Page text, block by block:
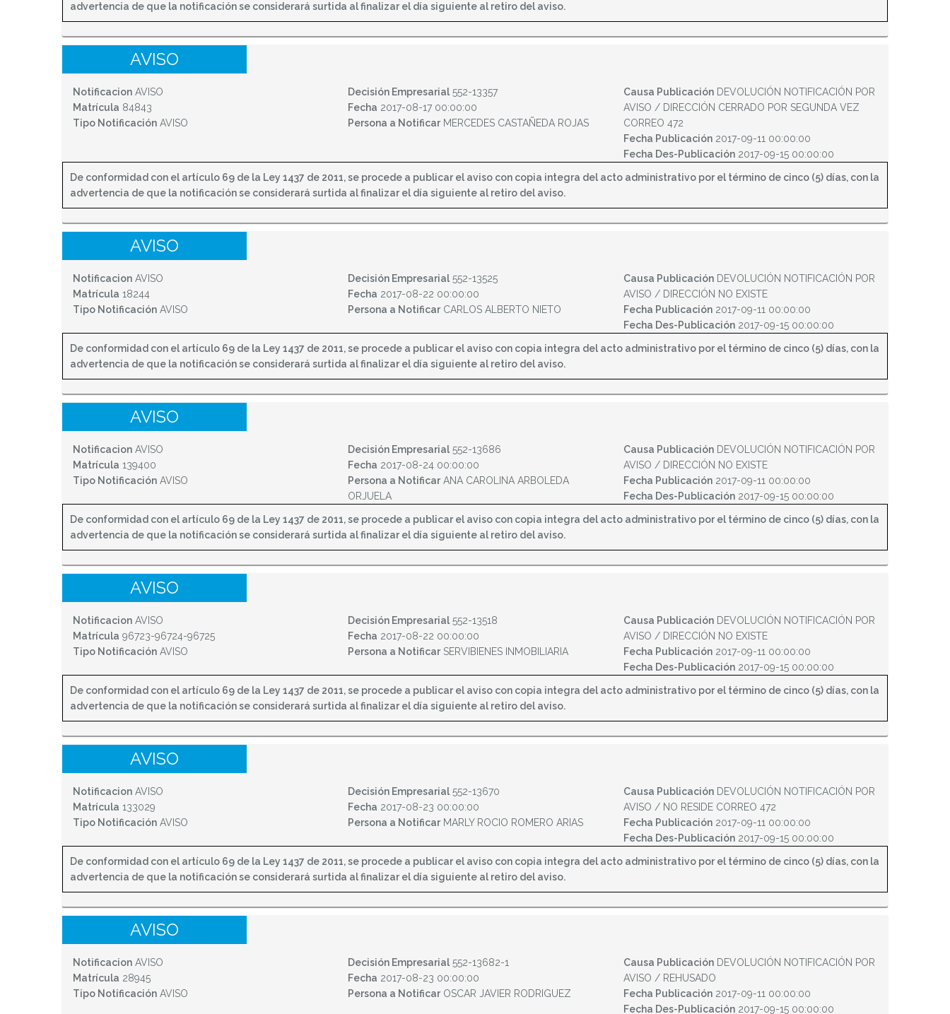
advertencia de que la notificación se considerará surtida al finalizar el día siguiente al retiro del aviso.
AVISO
Notificacion AVISO
Matrícula 84843
Tipo Notificación AVISO
Decisión Empresarial 552-13357
Fecha 2017-08-17 00:00:00
Persona a Notificar MERCEDES CASTAÑEDA ROJAS
Causa PublicaciónDEVOLUCIÓN NOTIFICACIÓN POR
AVISO / DIRECCIÓN CERRADO POR SEGUNDA VEZ
CORREO 472
Fecha Publicación2017-09-11 00:00:00
Fecha Des-Publicación2017-09-15 00:00:00
De conformidad con el artículo 69 de la Ley 1437 de 2011, se procede a publicar el aviso con copia integra del acto administrativo por el término de cinco (5) días, con la
advertencia de que la notificación se considerará surtida al finalizar el día siguiente al retiro del aviso.
AVISO
Notificacion AVISO
Matrícula 18244
Tipo Notificación AVISO
Decisión Empresarial 552-13525
Fecha 2017-08-22 00:00:00
Persona a Notificar CARLOS ALBERTO NIETO
Causa PublicaciónDEVOLUCIÓN NOTIFICACIÓN POR
AVISO / DIRECCIÓN NO EXISTE
Fecha Publicación2017-09-11 00:00:00
Fecha Des-Publicación2017-09-15 00:00:00
De conformidad con el artículo 69 de la Ley 1437 de 2011, se procede a publicar el aviso con copia integra del acto administrativo por el término de cinco (5) días, con la
advertencia de que la notificación se considerará surtida al finalizar el día siguiente al retiro del aviso.
AVISO
Notificacion AVISO
Matrícula 139400
Tipo Notificación AVISO
Decisión Empresarial 552-13686
Fecha 2017-08-24 00:00:00
Persona a Notificar ANA CAROLINA ARBOLEDA
ORJUELA
Causa PublicaciónDEVOLUCIÓN NOTIFICACIÓN POR
AVISO / DIRECCIÓN NO EXISTE
Fecha Publicación2017-09-11 00:00:00
Fecha Des-Publicación2017-09-15 00:00:00
De conformidad con el artículo 69 de la Ley 1437 de 2011, se procede a publicar el aviso con copia integra del acto administrativo por el término de cinco (5) días, con la
advertencia de que la notificación se considerará surtida al finalizar el día siguiente al retiro del aviso.
AVISO
Notificacion AVISO
Matrícula 96723-96724-96725
Tipo Notificación AVISO
Decisión Empresarial 552-13518
Fecha 2017-08-22 00:00:00
Persona a Notificar SERVIBIENES INMOBILIARIA
Causa PublicaciónDEVOLUCIÓN NOTIFICACIÓN POR
AVISO / DIRECCIÓN NO EXISTE
Fecha Publicación2017-09-11 00:00:00
Fecha Des-Publicación2017-09-15 00:00:00
De conformidad con el artículo 69 de la Ley 1437 de 2011, se procede a publicar el aviso con copia integra del acto administrativo por el término de cinco (5) días, con la
advertencia de que la notificación se considerará surtida al finalizar el día siguiente al retiro del aviso.
AVISO
Notificacion AVISO
Matrícula 133029
Tipo Notificación AVISO
Decisión Empresarial 552-13670
Fecha 2017-08-23 00:00:00
Persona a Notificar MARLY ROCIO ROMERO ARIAS
Causa PublicaciónDEVOLUCIÓN NOTIFICACIÓN POR
AVISO / NO RESIDE CORREO 472
Fecha Publicación2017-09-11 00:00:00
Fecha Des-Publicación2017-09-15 00:00:00
De conformidad con el artículo 69 de la Ley 1437 de 2011, se procede a publicar el aviso con copia integra del acto administrativo por el término de cinco (5) días, con la
advertencia de que la notificación se considerará surtida al finalizar el día siguiente al retiro del aviso.
AVISO
Notificacion AVISO
Matrícula 28945
Tipo Notificación AVISO
Decisión Empresarial 552-13682-1
Fecha 2017-08-23 00:00:00
Persona a Notificar OSCAR JAVIER RODRIGUEZ
Causa PublicaciónDEVOLUCIÓN NOTIFICACIÓN POR
AVISO / REHUSADO
Fecha Publicación2017-09-11 00:00:00
Fecha Des-Publicación2017-09-15 00:00:00